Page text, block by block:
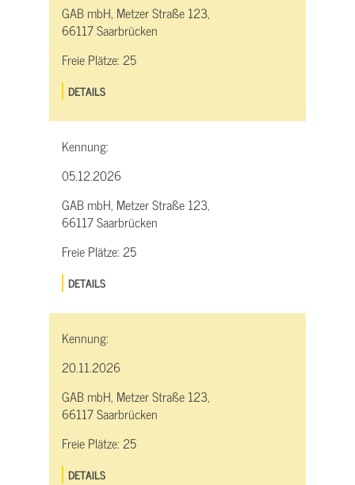
GAB mbH, Metzer Straße 123,
66117 Saarbrücken
Freie Plätze:25
DETAILS
Kennung:
05.12.2026
GAB mbH, Metzer Straße 123,
66117 Saarbrücken
Freie Plätze:25
DETAILS
Kennung:
20.11.2026
GAB mbH, Metzer Straße 123,
66117 Saarbrücken
Freie Plätze:25
DETAILS